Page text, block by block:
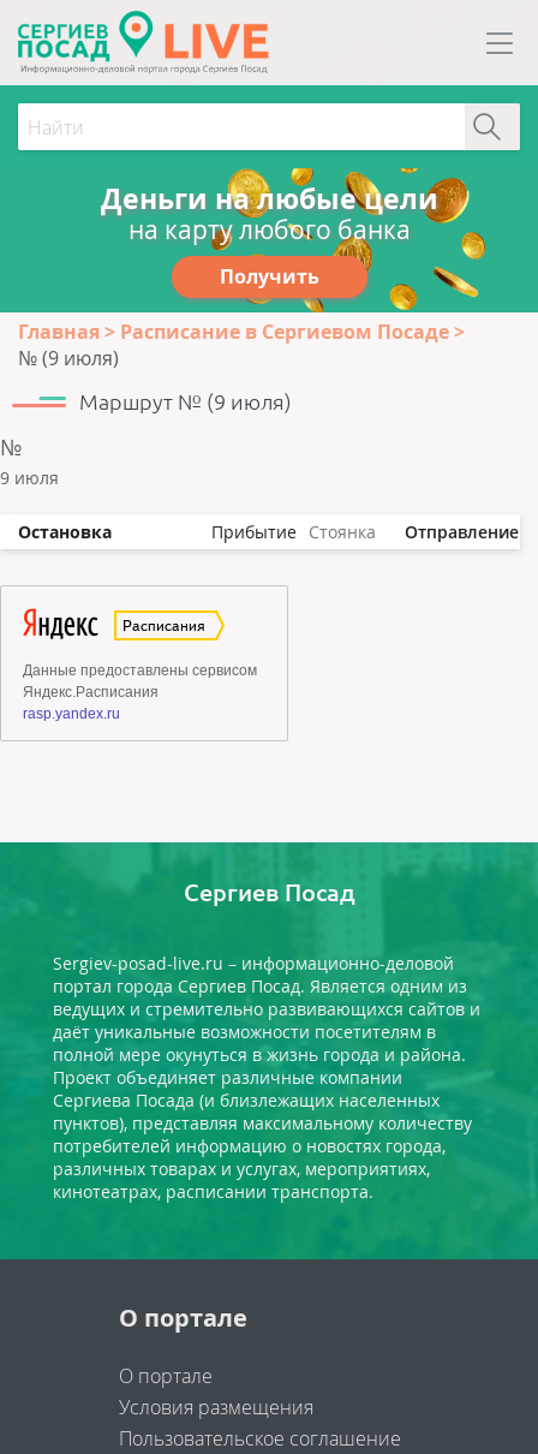
Деньги на любые цели
на карту любого банка
Получить
Главная
Расписание в Сергиевом Посаде
№ (9 июля)
Маршрут № (9 июля)
№
9 июля
Остановка Прибытие Стоянка Отправление
Сергиев Посад
Sergiev-posad-live.ru – информационно-деловой
портал города Сергиев Посад. Является одним из
ведущих и стремительно развивающихся сайтов и
даёт уникальные возможности посетителям в
полной мере окунуться в жизнь города и района.
Проект объединяет различные компании
Сергиева Посада (и близлежащих населенных
пунктов), представляя максимальному количеству
потребителей информацию о новостях города,
различных товарах и услугах, мероприятиях,
кинотеатрах, расписании транспорта.
О портале
О портале
Условия размещения
Пользовательское соглашение